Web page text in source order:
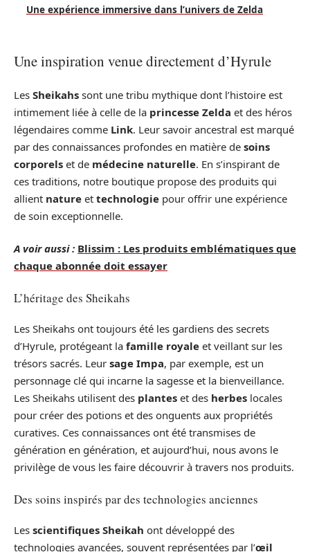
Une expérience immersive dans l’univers de Zelda
Une inspiration venue directement d’Hyrule
Les Sheikahs sont une tribu mythique dont l’histoire est
intimement liée à celle de la princesse Zelda et des héros
légendaires comme Link. Leur savoir ancestral est marqué
par des connaissances profondes en matière de soins
corporels et de médecine naturelle. En s’inspirant de
ces traditions, notre boutique propose des produits qui
allient nature et technologie pour offrir une expérience
de soin exceptionnelle.
A voir aussi : Blissim : Les produits emblématiques que
chaque abonnée doit essayer
L’héritage des Sheikahs
Les Sheikahs ont toujours été les gardiens des secrets
d’Hyrule, protégeant la famille royale et veillant sur les
trésors sacrés. Leur sage Impa, par exemple, est un
personnage clé qui incarne la sagesse et la bienveillance.
Les Sheikahs utilisent des plantes et des herbes locales
pour créer des potions et des onguents aux propriétés
curatives. Ces connaissances ont été transmises de
génération en génération, et aujourd’hui, nous avons le
privilège de vous les faire découvrir à travers nos produits.
Des soins inspirés par des technologies anciennes
Les scientifiques Sheikah ont développé des
technologies avancées, souvent représentées par l’œil